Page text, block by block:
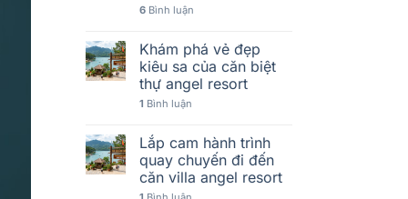
6Bình luận
Khám phá vẻ đẹp
kiêu sa của căn biệt
thự angel resort
1 Bình luận
Lắp cam hành trình
quay chuyến đi đến
căn villa angel resort